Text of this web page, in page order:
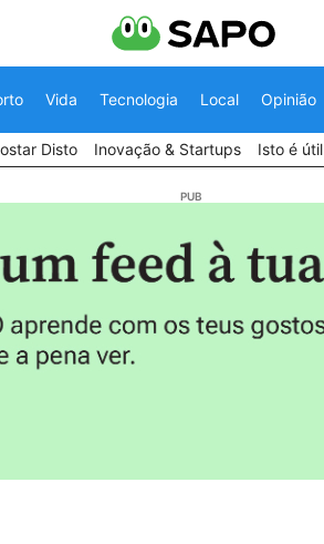
Vida Tecnologia Local Opinião
Disto Inovação & Startups Isto é útil